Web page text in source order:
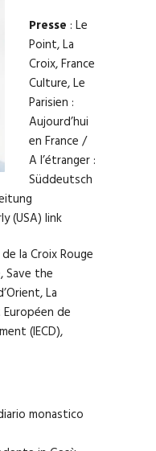
Presse : Le
Point, La
Croix, France
Culture, Le
Parisien :
Aujourd’hui
en France /
A l’étranger :
Süddeutsch
(USA) link
la Croix Rouge
Save the
La
de
(IECD),
monastico